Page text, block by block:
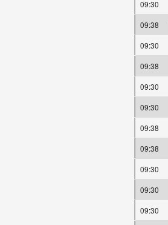
09:30
09:38
09:30
09:38
09:30
09:30
09:38
09:38
09:30
09:30
09:30